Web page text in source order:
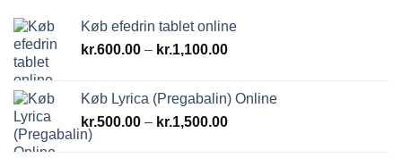
Køb efedrin tablet online
kr.600.00 – kr.1,100.00Prisinterval:
kr.1,100.00
Køb Lyrica (Pregabalin) Online
kr.500.00 – kr.1,500.00Prisinterval: